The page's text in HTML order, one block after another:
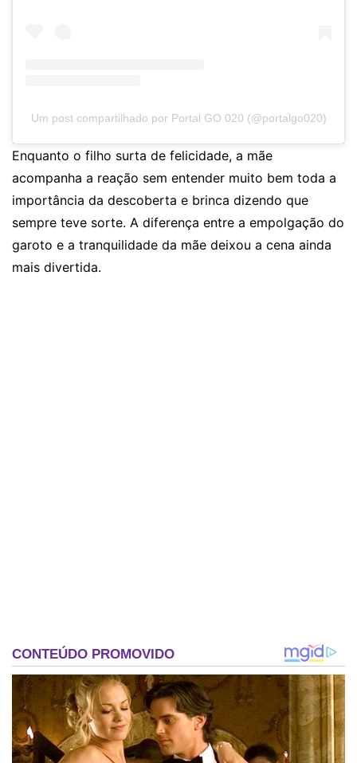
Um post compartilhado por Portal GO 020 (@portalgo020)
Enquanto o filho surta de felicidade, a mãe
acompanha a reação sem entender muito bem toda a
importância da descoberta e brinca dizendo que
sempre teve sorte. A diferença entre a empolgação do
garoto e a tranquilidade da mãe deixou a cena ainda
mais divertida.